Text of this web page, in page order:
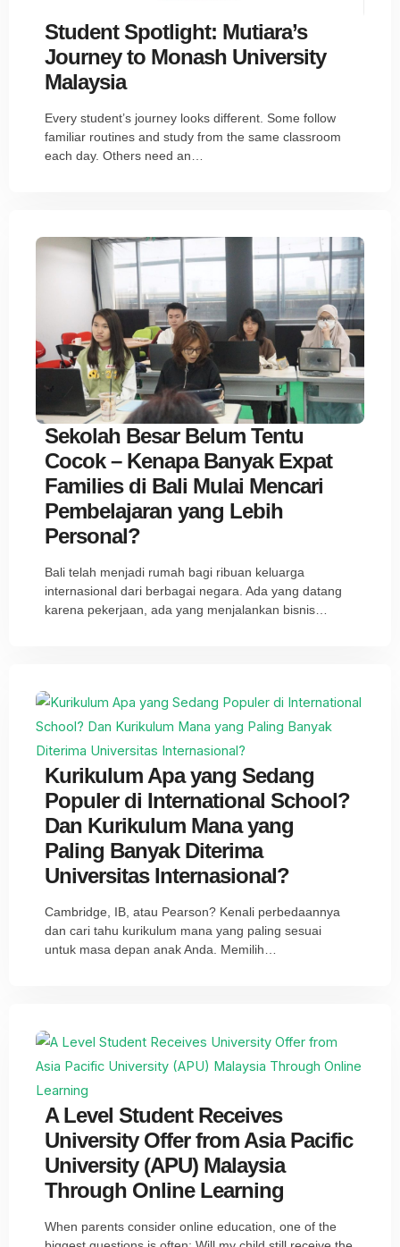
Student Spotlight: Mutiara’s
Journey to Monash University
Malaysia
Every student’s journey looks different. Some follow
familiar routines and study from the same classroom
each day. Others need an…
Sekolah Besar Belum Tentu
Cocok – Kenapa Banyak Expat
Families di Bali Mulai Mencari
Pembelajaran yang Lebih
Personal?
Bali telah menjadi rumah bagi ribuan keluarga
internasional dari berbagai negara. Ada yang datang
karena pekerjaan, ada yang menjalankan bisnis…
Kurikulum Apa yang Sedang
Populer di International School?
Dan Kurikulum Mana yang
Paling Banyak Diterima
Universitas Internasional?
Cambridge, IB, atau Pearson? Kenali perbedaannya
dan cari tahu kurikulum mana yang paling sesuai
untuk masa depan anak Anda. Memilih…
A Level Student Receives
University Offer from Asia Pacific
University (APU) Malaysia
Through Online Learning
When parents consider online education, one of the